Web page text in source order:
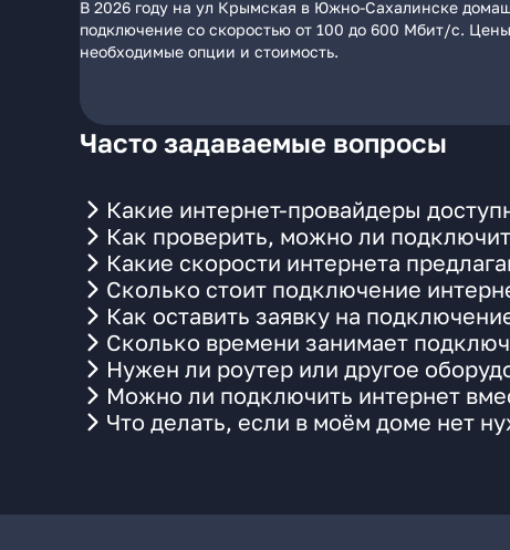
В 2026 году на ул Крымская в Южно-Сахалинске
подключение со скоростью от 100 до 600 Мбит/с.
необходимые опции и стоимость.
Часто задаваемые вопросы
Какие интернет-провайдеры
Как проверить, можно ли
Какие скорости интернета
Сколько стоит подключение
Как оставить заявку на
Сколько времени занимает
Нужен ли роутер или другое
Можно ли подключить интернет
Что делать, если в моём доме нет